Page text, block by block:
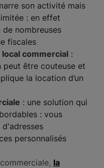
son activité mais
: en effet
de nombreuses
fiscales
commercial :
être couteuse et
la location d’un
: une solution qui
: vous
personnalisés
la